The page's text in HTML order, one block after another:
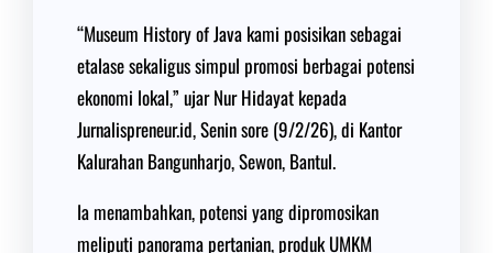
“Museum History of Java kami posisikan sebagai
etalase sekaligus simpul promosi berbagai potensi
ekonomi lokal,” ujar Nur Hidayat kepada
Jurnalispreneur.id, Senin sore (9/2/26), di Kantor
Kalurahan Bangunharjo, Sewon, Bantul.
Ia menambahkan, potensi yang dipromosikan
meliputi panorama pertanian, produk UMKM